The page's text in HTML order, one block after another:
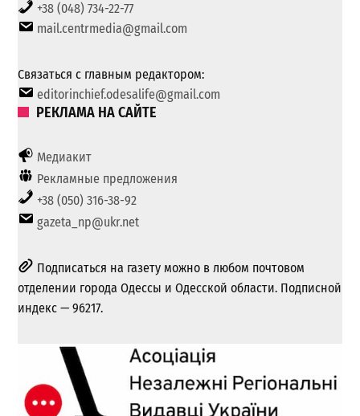
+38 (048) 734-22-77
mail.centrmedia@gmail.com
Связаться с главным редактором:
editorinchief.odesalife@gmail.com
РЕКЛАМА НА САЙТЕ
Медиакит
Рекламные предложения
+38 (050) 316-38-92
gazeta_np@ukr.net
Подписаться на газету можно в любом почтовом
отделении города Одессы и Одесской области. Подписной
индекс — 96217.